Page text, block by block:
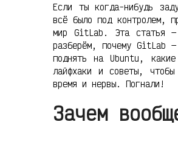
Если ты когда-нибудь
всё было под контролем,
мир GitLab. Эта статья —
разберём, почему GitLab
поднять на Ubuntu,
лайфхаки и советы,
время и нервы. Погнали!
Зачем